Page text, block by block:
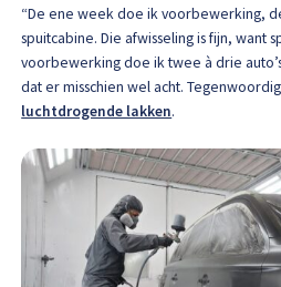
“De ene week doe ik voorbewerking,
spuitcabine. Die afwisseling is fijn, want
voorbewerking doe ik twee à drie
dat er misschien wel acht.
luchtdrogende lakken.